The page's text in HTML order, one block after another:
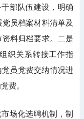
部队伍建设，明确
员档案材料清单及
料归档要求。二是
织关系转接工作指
员党费交纳情况进
费。
场化选聘机制，制